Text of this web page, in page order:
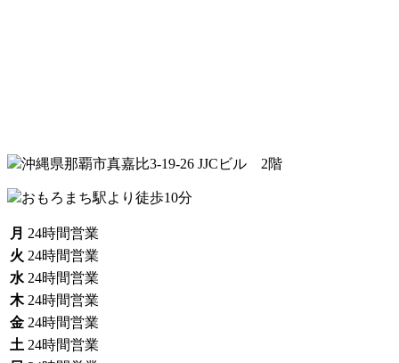
沖縄県那覇市真嘉比3-19-26 JJCビル 2階
おもろまち駅より徒歩10分
月 24時間営業
火 24時間営業
水 24時間営業
木 24時間営業
金 24時間営業
土 24時間営業